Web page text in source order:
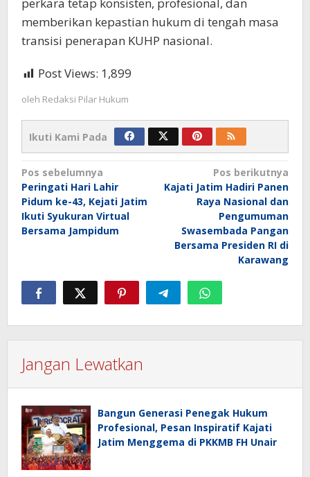
perkara tetap konsisten, profesional, dan
memberikan kepastian hukum di tengah masa
transisi penerapan KUHP nasional.
Post Views: 1,899
oleh Redaksi Pilar Hukum
Ikuti Kami Pada
Navigasi
pos
Pos sebelumnya
Peringati Hari Lahir
Pidum ke-43, Kejati Jatim
Ikuti Syukuran Virtual
Bersama Jampidum
Pos berikutnya
Kajati Jatim Hadiri Panen
Raya Nasional dan
Pengumuman
Swasembada Pangan
Bersama Presiden RI di
Karawang
Jangan Lewatkan
Bangun Generasi Penegak Hukum
Profesional, Pesan Inspiratif Kajati
Jatim Menggema di PKKMB FH Unair